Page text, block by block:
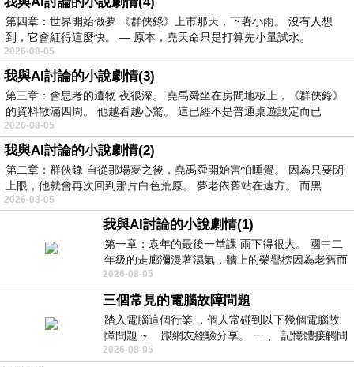
第四章：世界開始做夢 《群俠錄》上市那天，下著小雨。 沒有人想
到，它會紅得這麼快。 — 原本，堯天命只是打算先小量試水。
2026-08-05
我與AI討論的小說劇情(3)
第三章：會思考的遺物 夜很深。 堯禹舜坐在房間地板上，《群俠錄》
的資料散滿四周。 他越看越心驚。 這已經不是普通桌遊設定而已
2026-08-05
我與AI討論的小說劇情(2)
第二章：群俠錄 自從那場夢之後，堯禹舜開始害怕睡覺。 因為只要閉
上眼，他就會再次回到那片白色荒原。 夢老依舊站在遠方。 而黑
2026-08-05
我與AI討論的小說劇情(1)
第一章：袁年的最後一堂課 雨下得很大。 國中二
年級的走廊瀰漫著濕氣，牆上的榮譽榜因為老舊而
微微捲起。 堯禹舜站在辦公室外，手
2026-08-05
三個常見的電腦故障問題
踏入電腦這個行業 ，個人常碰到以下幾個電腦故
障問題 ~ 跟網友經驗分享。 一 、 記憶體接觸問
題 : 記憶體即
2026-08-05